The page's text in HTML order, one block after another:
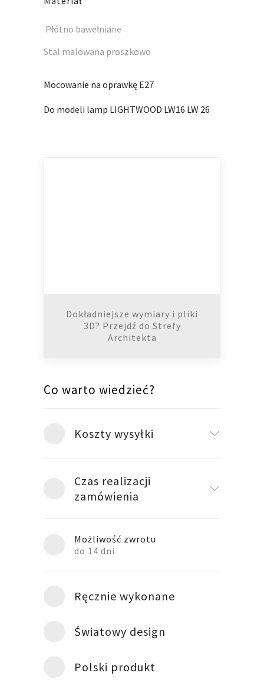
Płótno bawełniane
Stal malowana proszkowo
Mocowanie na oprawkę E27
Do modeli lamp LIGHTWOOD LW16 LW 26
Dokładniejsze wymiary i pliki
3D? Przejdź do Strefy
Architekta
Co warto wiedzieć?
Koszty wysyłki
Czas realizacji
zamówienia
Możliwość zwrotu
do 14 dni
Ręcznie wykonane
Światowy design
Polski produkt